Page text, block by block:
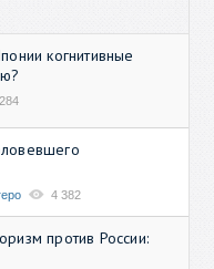
когнитивные
284
4 382
против России: